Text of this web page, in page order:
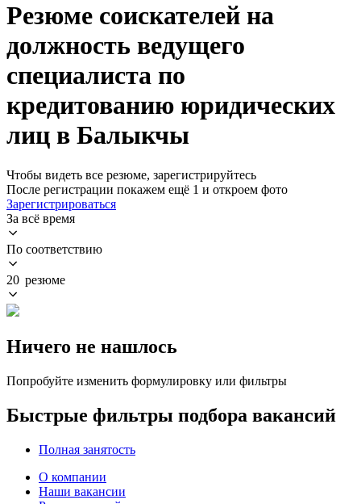
Резюме соискателей на
должность ведущего
специалиста по
кредитованию юридических
лиц в Балыкчы
Чтобы видеть все резюме, зарегистрируйтесь
После регистрации покажем ещё 1 и откроем фото
Зарегистрироваться
За всё время
По соответствию
20 резюме
Ничего не нашлось
Попробуйте изменить формулировку или фильтры
Быстрые фильтры подбора вакансий
Полная занятость
О компании
Наши вакансии